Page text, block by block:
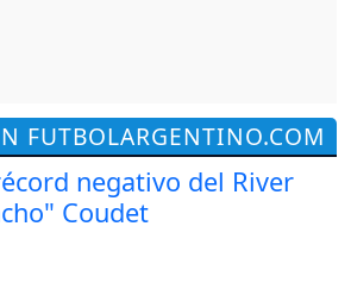
FUTBOLARGENTINO.COM